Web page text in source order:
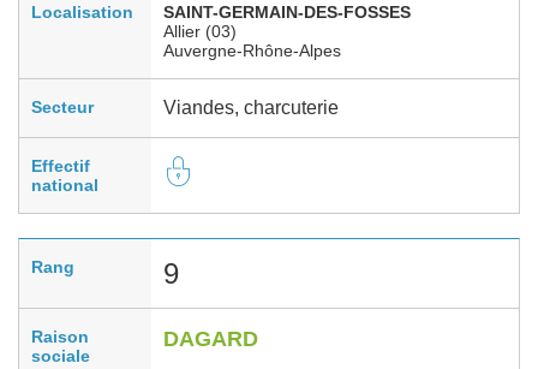
Localisation
SAINT-GERMAIN-DES-FOSSES
Allier (03)
Auvergne-Rhône-Alpes
Secteur Viandes, charcuterie
Effectif
national
Rang 9
Raison
sociale
DAGARD